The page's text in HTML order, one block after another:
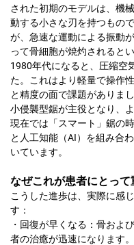
された初期のモデルは、機
動する小さな刃を持つもの
が、急速な運動による振動
って骨細胞が焼灼されると
1980年代になると、圧縮空
た。これはより軽量で操作
と精度の面で課題がありま
小侵襲型鋸が主役となり、
現在では「スマート」鋸の
と人工知能（AI）を組み合
いています。
なぜこれが患者にとっ
こうした進歩は、実際に感
す：
・回復が早くなる：骨およ
者の治癒が迅速になります